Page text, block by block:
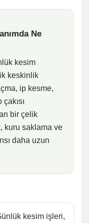
Ne
kesim
keskinlik
ip kesme,
bir çelik
kuru saklama ve
daha uzun
kesim işleri,